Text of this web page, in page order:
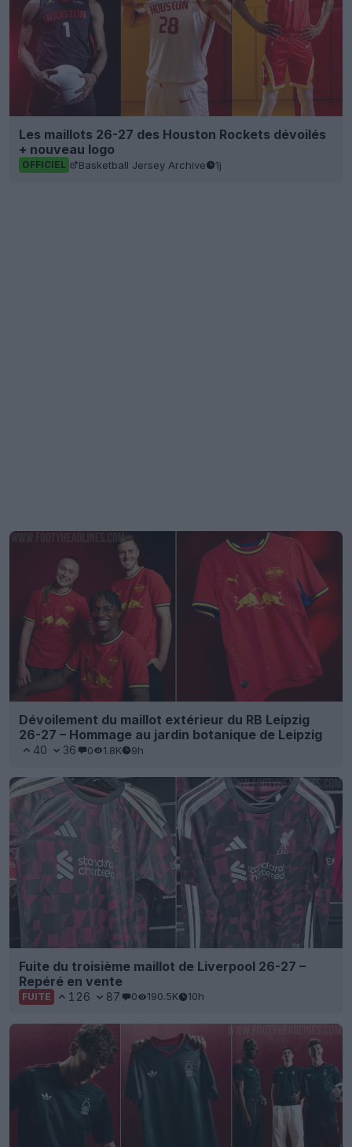
Les maillots 26-27 des Houston Rockets dévoilés
+ nouveau logo
OFFICIEL Basketball Jersey Archive 1j
Dévoilement du maillot extérieur du RB Leipzig
26-27 – Hommage au jardin botanique de Leipzig
40 36 0 1.8K 9h
Fuite du troisième maillot de Liverpool 26-27 –
Repéré en vente
FUITE 126 87 0 190.5K 10h